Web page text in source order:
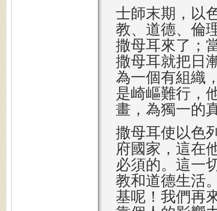
士師末期，以
教、道德、倫
撒母耳來了；
撒母耳就把日
為一個有組織
是崎嶇難行，
畫，為獨一的
撒母耳使以色
府國家，這在
必須的。這一
教和道德生活
基呢！我們再